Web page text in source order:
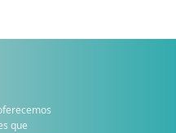
que